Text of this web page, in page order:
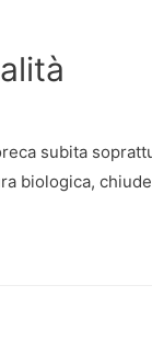
subita
biologica,